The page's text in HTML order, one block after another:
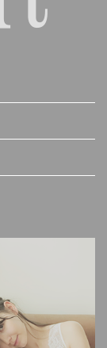
ット
乳）